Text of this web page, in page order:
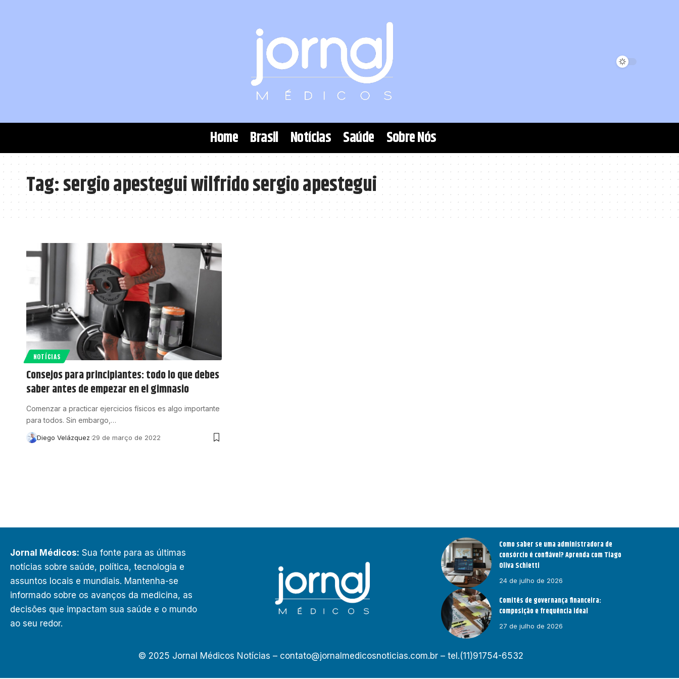
Home Brasil Notícias Saúde Sobre Nós
Tag:sergio apestegui wilfrido sergio apestegui
NOTÍCIAS
Consejos para principiantes: todo lo que debes
saber antes de empezar en el gimnasio
Comenzar a practicar ejercicios físicos es algo importante
para todos. Sin embargo,…
Diego Velázquez 29 de março de 2022
Jornal Médicos: Sua fonte para as últimas
notícias sobre saúde, política, tecnologia e
assuntos locais e mundiais. Mantenha-se
informado sobre os avanços da medicina, as
decisões que impactam sua saúde e o mundo
ao seu redor.
Como saber se uma administradora de
consórcio é confiável? Aprenda com Tiago
Oliva Schietti
24 de julho de 2026
Comitês de governança financeira:
composição e frequência ideal
27 de julho de 2026
© 2025 Jornal Médicos Notícias – contato@jornalmedicosnoticias.com.br– tel.(11)91754-6532